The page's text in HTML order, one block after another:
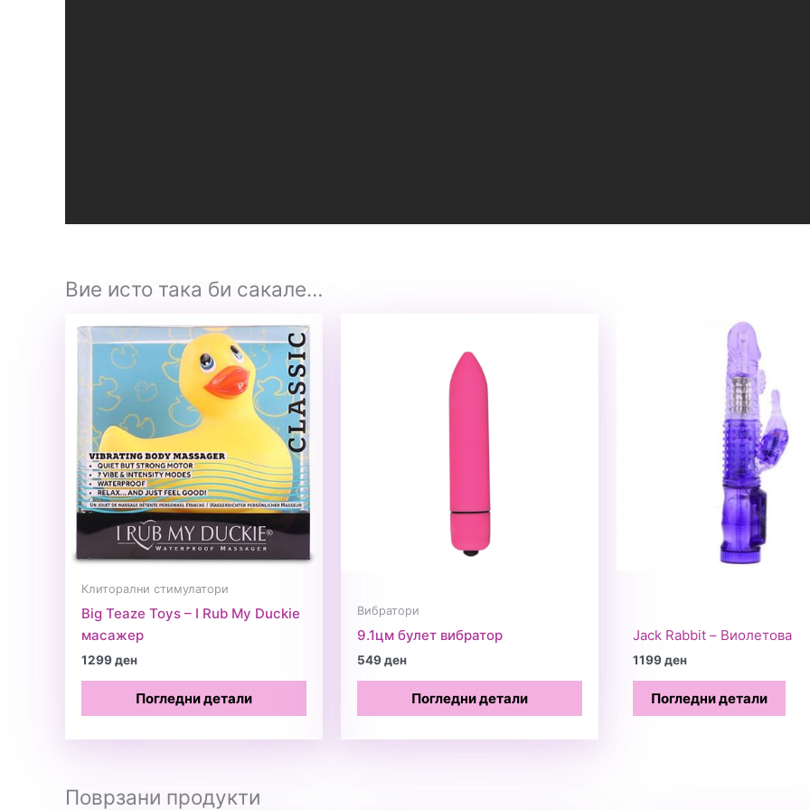
Вие исто така би сакале…
Клиторални стимулатори
Big Teaze Toys – I Rub My Duckie
масажер
1299ден
Погледни детали
Вибратори
9.1цм булет вибратор
549ден
Погледни детали
Jack Rabbit – Виолетова
1199ден
Погледни детали
Поврзани продукти